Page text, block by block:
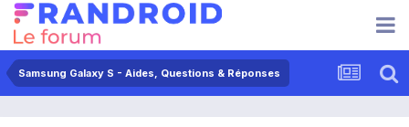
Samsung Galaxy S - Aides, Questions & Réponses